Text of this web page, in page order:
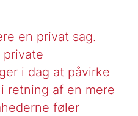
en privat sag.
private
i dag at påvirke
retning af en mere
føler